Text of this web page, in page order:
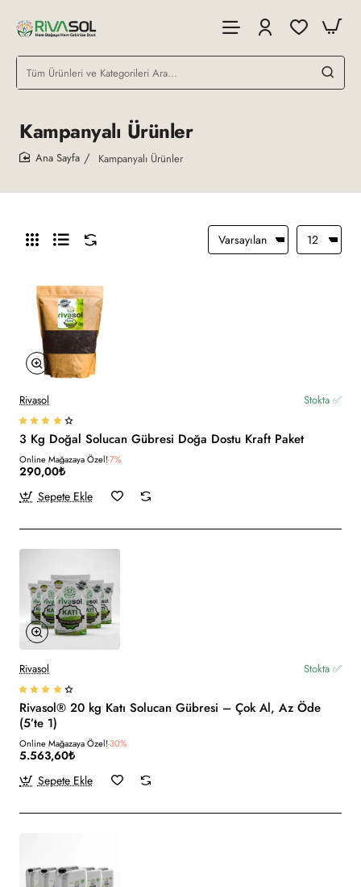
Tüm
Ürünleri
Kategorileri
Ara...
Kampanyalı Ürünler
Kampanyalı Ürünler
Rivasol Stokta ✅
3 Kg Doğal Solucan Gübresi Doğa Dostu Kraft Paket
Online Mağazaya Özel!-7%
290,00₺
Sepete Ekle
Rivasol Stokta ✅
Rivasol® 20 kg Katı Solucan Gübresi – Çok Al, Az Öde
(5’te 1)
Online Mağazaya Özel!-30%
5.563,60₺
Sepete Ekle